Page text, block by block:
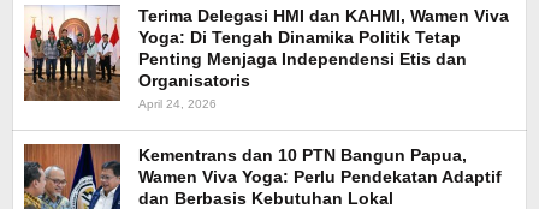
Terima Delegasi HMI dan KAHMI, Wamen Viva
Yoga: Di Tengah Dinamika Politik Tetap
Penting Menjaga Independensi Etis dan
Organisatoris
April 24, 2026
Kementrans dan 10 PTN Bangun Papua,
Wamen Viva Yoga: Perlu Pendekatan Adaptif
dan Berbasis Kebutuhan Lokal